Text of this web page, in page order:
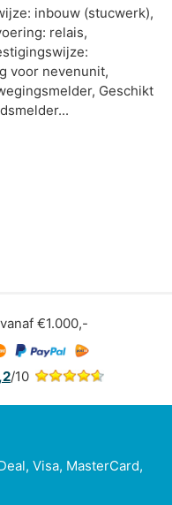
inbouw (stucwerk),
relais,
voor nevenunit,
Geschikt
vanaf €1.000,-
/10
Visa, MasterCard,